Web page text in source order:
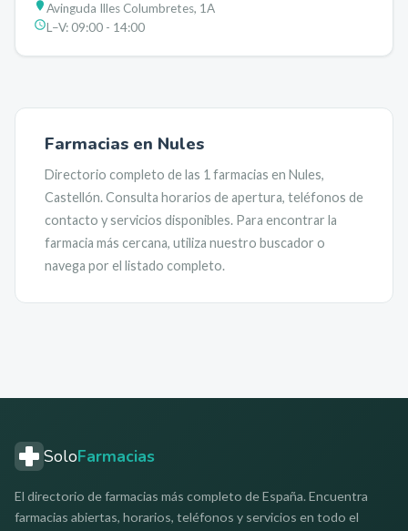
Avinguda Illes Columbretes, 1A
L–V:09:00 - 14:00
Farmacias en Nules
Directorio completo de las 1 farmacias en Nules,
Castellón. Consulta horarios de apertura, teléfonos de
contacto y servicios disponibles. Para encontrar la
farmacia más cercana, utiliza nuestro buscador o
navega por el listado completo.
SoloFarmacias
El directorio de farmacias más completo de España. Encuentra
farmacias abiertas, horarios, teléfonos y servicios en todo el